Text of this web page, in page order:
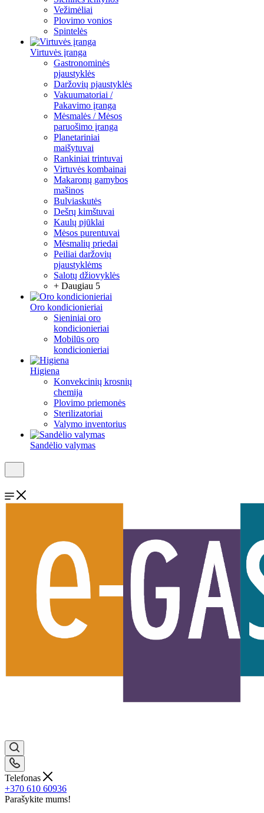
Vežimėliai
Plovimo vonios
Spintelės
Virtuvės įranga
Gastronominės
pjaustyklės
Daržovių pjaustyklės
Vakuumatoriai /
Pakavimo įranga
Mėsmalės / Mėsos
paruošimo įranga
Planetariniai
maišytuvai
Rankiniai trintuvai
Virtuvės kombainai
Makaronų gamybos
mašinos
Bulviaskutės
Dešrų kimštuvai
Kaulų pjūklai
Mėsos purentuvai
Mėsmalių priedai
Peiliai daržovių
pjaustyklėms
Salotų džiovyklės
+ Daugiau 5
Oro kondicionieriai
Sieniniai oro
kondicionieriai
Mobilūs oro
kondicionieriai
Higiena
Konvekcinių krosnių
chemija
Plovimo priemonės
Sterilizatoriai
Valymo inventorius
Sandėlio valymas
Telefonas
+370 610 60936
Parašykite mums!